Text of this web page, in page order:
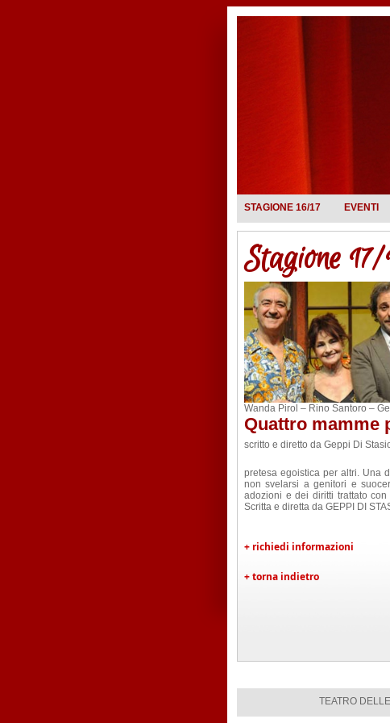
STAGIONE 16/17 EVENTI
Stagione
Wanda Pirol – Rino Santoro –
Quattro mamme
scritto e diretto da Geppi Di
pretesa egoistica per altri. Una
non svelarsi a genitori e
adozioni e dei diritti trattato
Scritta e diretta da GEPPI DI
+ richiedi informazioni
+ torna indietro
TEATRO